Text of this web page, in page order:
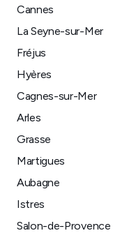
Cannes
La Seyne-sur-Mer
Fréjus
Hyères
Cagnes-sur-Mer
Arles
Grasse
Martigues
Aubagne
Istres
Salon-de-Provence